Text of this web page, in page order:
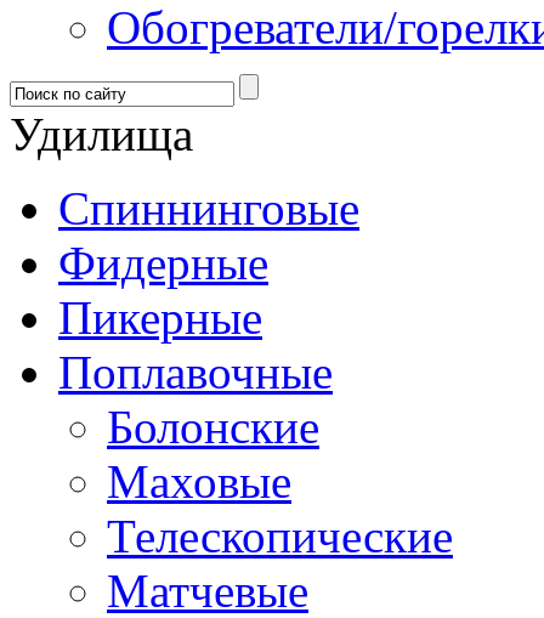
Обогреватели/
Удилища
Спиннинговые
Фидерные
Пикерные
Поплавочные
Болонские
Маховые
Телескопические
Матчевые